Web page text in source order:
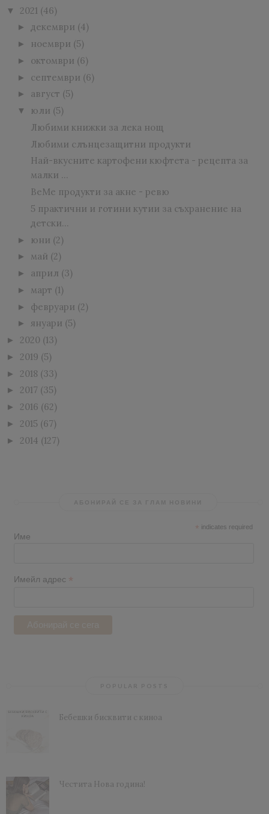
▼ 2021 (46)
► декември (4)
► ноември (5)
► октомври (6)
► септември (6)
► август (5)
▼ юли (5)
Любими книжки за лека нощ
Любими слънцезащитни продукти
Най-вкусните картофени кюфтета - рецепта за
малки ...
BeMe продукти за акне - ревю
5 практични и готини кутии за съхранение на
детски...
► юни (2)
► май (2)
► април (3)
► март (1)
► февруари (2)
► януари (5)
► 2020 (13)
► 2019 (5)
► 2018 (33)
► 2017 (35)
► 2016 (62)
► 2015 (67)
► 2014 (127)
* indicates required
Име
Имейл адрес *
Бебешки бисквити с киноа
Честита Нова година!